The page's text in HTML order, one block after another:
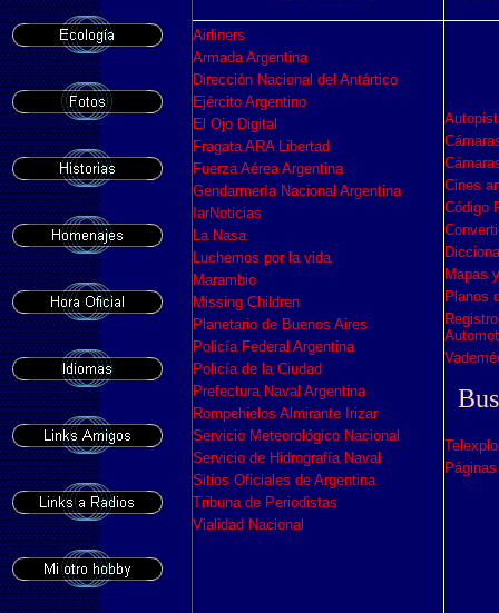
Airliners
Armada Argentina
Dirección Nacional del Antártico
Ejército Argentino
El Ojo Digital
Fragata ARA Libertad
Fuerza Aérea Argentina
Gendarmería Nacional Argentina
IarNoticias
La Nasa
Luchemos por la vida
Marambio
Missing Children
Planetario de Buenos Aires
Policía Federal Argentina
Policía de la Ciudad
Prefectura Naval Argentina
Rompehielos Almirante Irizar
Servicio Meteorológico Nacional
Servicio de Hidrografía Naval
Sitios Oficiales de Argentina
Tribuna de Periodistas
Vialidad Nacional
Cines
Código
Mapas
Planos